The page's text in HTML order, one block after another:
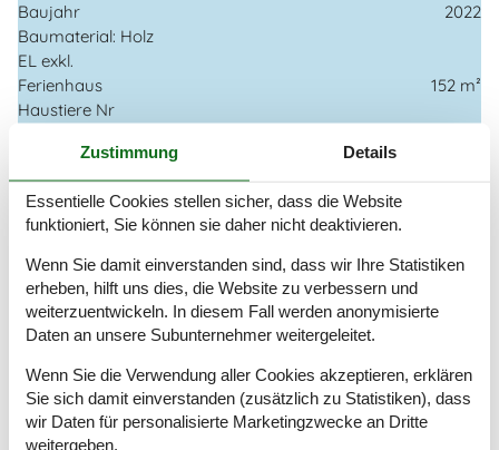
Baujahr
2022
Baumaterial: Holz
EL exkl.
Ferienhaus
152 m²
Haustiere Nr
Meerblick
Renoviert
2022
Self-Service-Check-in
Staubsauger
Waschmaschine
Wasser inkl.
Winterfest
Wäschetrockner
Draußen
Gartenmöbel
Grill
Zustimmung Details
Essentielle Cookies stellen sicher, dass die Website
funktioniert, Sie können sie daher nicht deaktivieren.
Wenn Sie damit einverstanden sind, dass wir Ihre Statistiken
erheben, hilft uns dies, die Website zu verbessern und
weiterzuentwickeln. In diesem Fall werden anonymisierte
Daten an unsere Subunternehmer weitergeleitet.
Wenn Sie die Verwendung aller Cookies akzeptieren, erklären
Sie sich damit einverstanden (zusätzlich zu Statistiken), dass
wir Daten für personalisierte Marketingzwecke an Dritte
weitergeben.